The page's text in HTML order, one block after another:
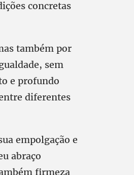
concretas
também por
sem
e profundo
diferentes
empolgação e
abraço
firmeza